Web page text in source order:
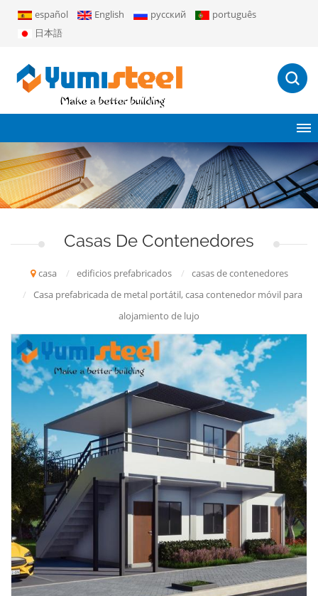
español English русский
português
日本語
Casas De Contenedores
casa / edificios prefabricados /
casas de contenedores
/
Casa prefabricada de metal portátil, casa contenedor móvil para
alojamiento de lujo